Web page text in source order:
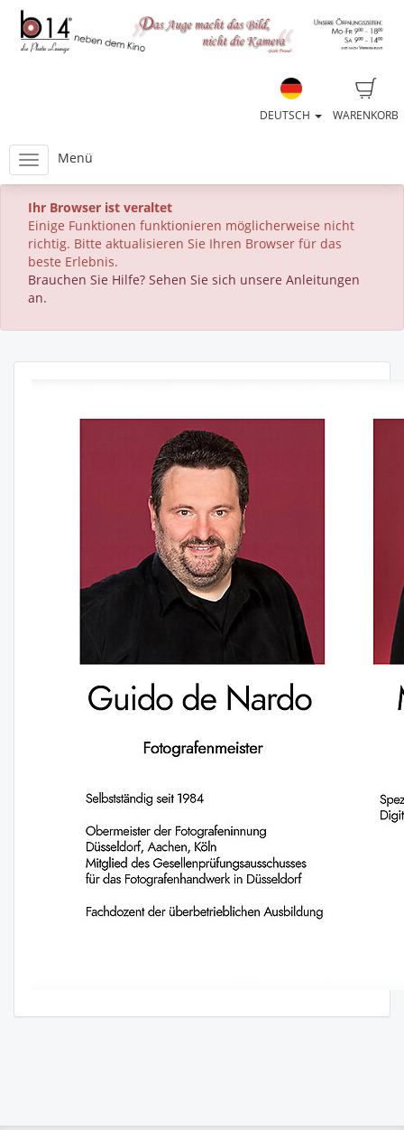
WARENKORB
DEUTSCH
Menü
Ihr Browser ist veraltet
Einige Funktionen funktionieren möglicherweise nicht
richtig. Bitte aktualisieren Sie Ihren Browser für das
beste Erlebnis.
Brauchen Sie Hilfe? Sehen Sie sich unsere Anleitungen
an.